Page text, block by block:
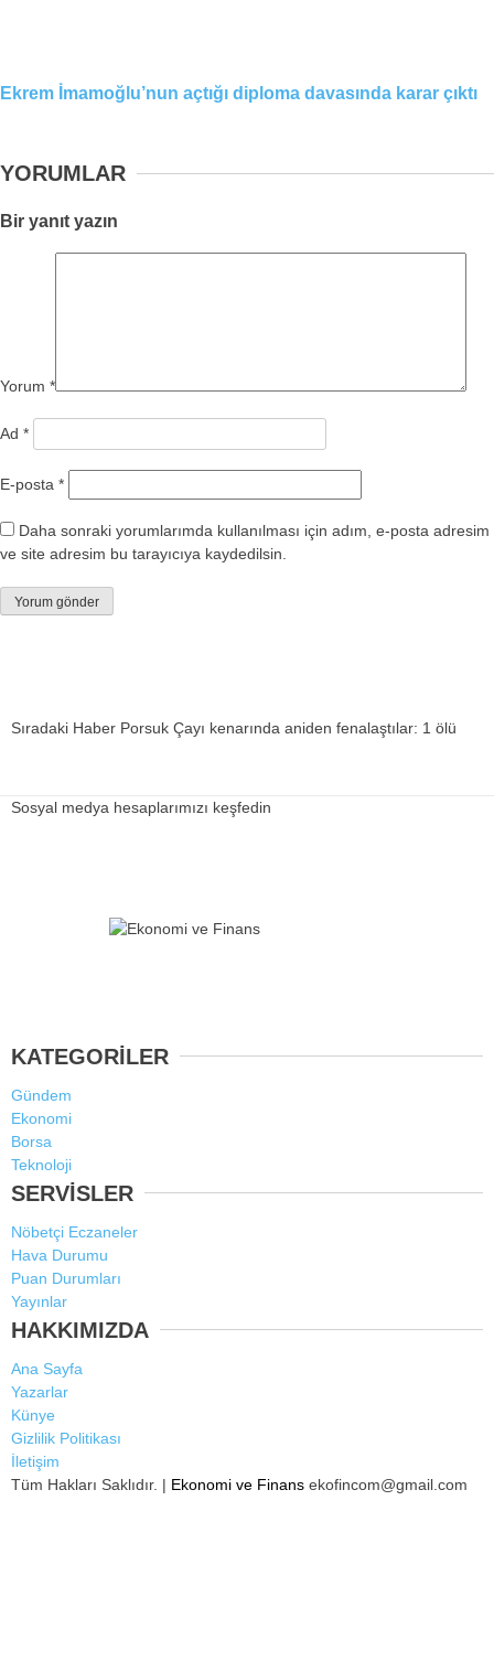
Ekrem İmamoğlu’nun açtığı diploma davasında karar çıktı
YORUMLAR
Bir yanıt yazın
Yorum *
Ad *
E-posta *
Daha sonraki yorumlarımda kullanılması için adım, e-posta adresim
ve site adresim bu tarayıcıya kaydedilsin.
Sıradaki Haber Porsuk Çayı kenarında aniden fenalaştılar: 1 ölü
Sosyal medya hesaplarımızı keşfedin
KATEGORİLER
Gündem
Ekonomi
Borsa
Teknoloji
SERVİSLER
Nöbetçi Eczaneler
Hava Durumu
Puan Durumları
Yayınlar
HAKKIMIZDA
Ana Sayfa
Yazarlar
Künye
Gizlilik Politikası
İletişim
Tüm Hakları Saklıdır. | Ekonomi ve Finans ekofincom@gmail.com